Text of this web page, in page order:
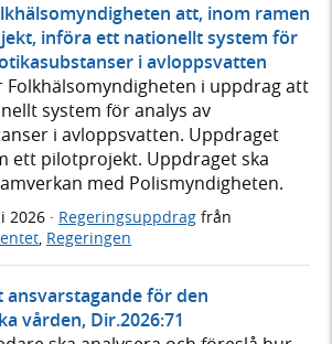
att, inom ramen
införa ett nationellt system för
i avloppsvatten
Folkhälsomyndigheten i uppdrag att
system för analys av
i avloppsvatten. Uppdraget
ett pilotprojekt. Uppdraget ska
med Polismyndigheten.
2026 · Regeringsuppdrag från
, Regeringen
ansvarstagande för den
vården, Dir.2026:71